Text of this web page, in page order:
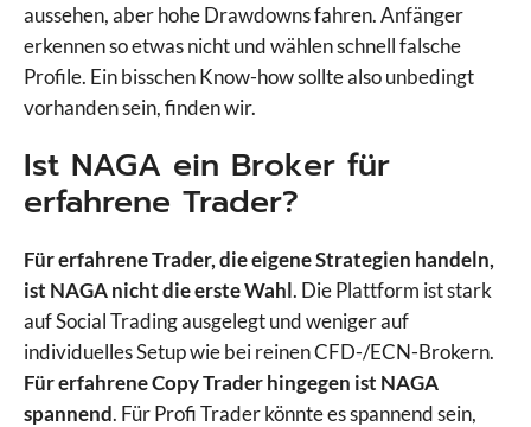
aussehen, aber hohe Drawdowns fahren. Anfänger
erkennen so etwas nicht und wählen schnell falsche
Profile. Ein bisschen Know-how sollte also unbedingt
vorhanden sein, finden wir.
Ist NAGA ein Broker für
erfahrene Trader?
Für erfahrene Trader, die eigene Strategien handeln,
ist NAGA nicht die erste Wahl. Die Plattform ist stark
auf Social Trading ausgelegt und weniger auf
individuelles Setup wie bei reinen CFD-/ECN-Brokern.
Für erfahrene Copy Trader hingegen ist NAGA
spannend. Für Profi Trader könnte es spannend sein,